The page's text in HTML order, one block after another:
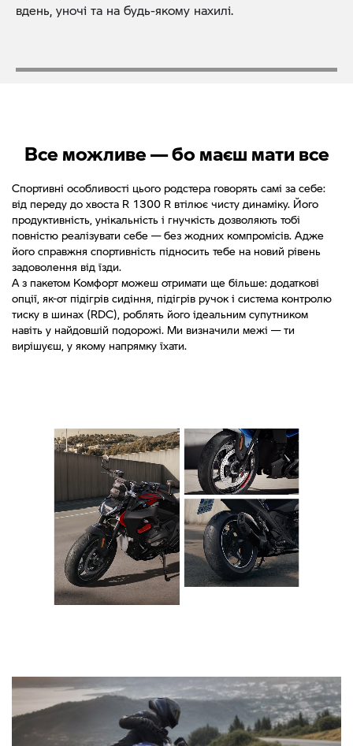
вдень, уночі та на будь-якому нахилі.
Все можливе — бо маєш мати все
Спортивні особливості цього родстера говорять самі за себе:
від переду до хвоста R 1300 R втілює чисту динаміку. Його
продуктивність, унікальність і гнучкість дозволяють тобі
повністю реалізувати себе — без жодних компромісів. Адже
його справжня спортивність підносить тебе на новий рівень
задоволення від їзди.
А з пакетом Комфорт можеш отримати ще більше: додаткові
опції, як-от підігрів сидіння, підігрів ручок і система контролю
тиску в шинах (RDC), роблять його ідеальним супутником
навіть у найдовшій подорожі. Ми визначили межі — ти
вирішуєш, у якому напрямку їхати.